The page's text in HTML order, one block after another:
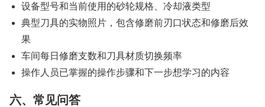
设备型号和当前使用的砂轮规格、冷却液类型
典型刀具的实物照片，包含修磨前刃口状态和修磨后效
果
车间每日修磨支数和刀具材质切换频率
操作人员已掌握的操作步骤和下一步想学习的内容
六、常见问答